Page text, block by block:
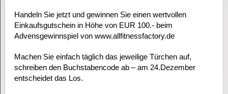
Handeln Sie jetzt und gewinnen Sie einen wertvollen
Einkaufsgutschein in Höhe von EUR 100.- beim
Advensgewinnspiel von www.allfitnessfactory.de
Machen Sie einfach täglich das jeweilige Türchen auf,
schreiben den Buchstabencode ab – am 24.Dezember
entscheidet das Los.